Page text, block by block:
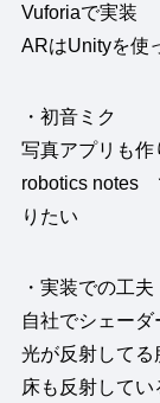
Vuforiaで実装
ARはUnityを使
・初音ミク
写真アプリも作
robotics notes
りたい
・実装での工夫
自社でシェー
光が反射してる
床も反射してい